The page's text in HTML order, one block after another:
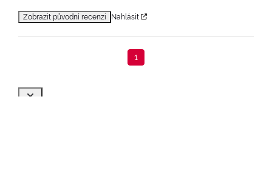
Zobrazit původní recenzi Nahlásit
1